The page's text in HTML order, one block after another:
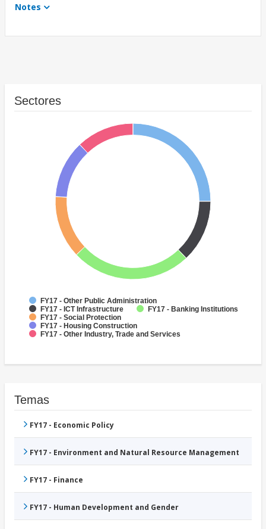
Notes
Sectores
FY17 - Other Public Administration
FY17 - ICT Infrastructure
FY17 - Banking Institutions
FY17 - Social Protection
FY17 - Housing Construction
FY17 - Other Industry, Trade and Services
Temas
FY17 - Economic Policy
FY17 - Environment and Natural Resource Management
FY17 - Finance
FY17 - Human Development and Gender